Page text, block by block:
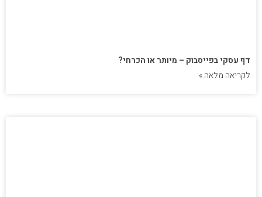
דף עסקי בפייסבוק – מיותר או הכרחי?
לקריאה מלאה »